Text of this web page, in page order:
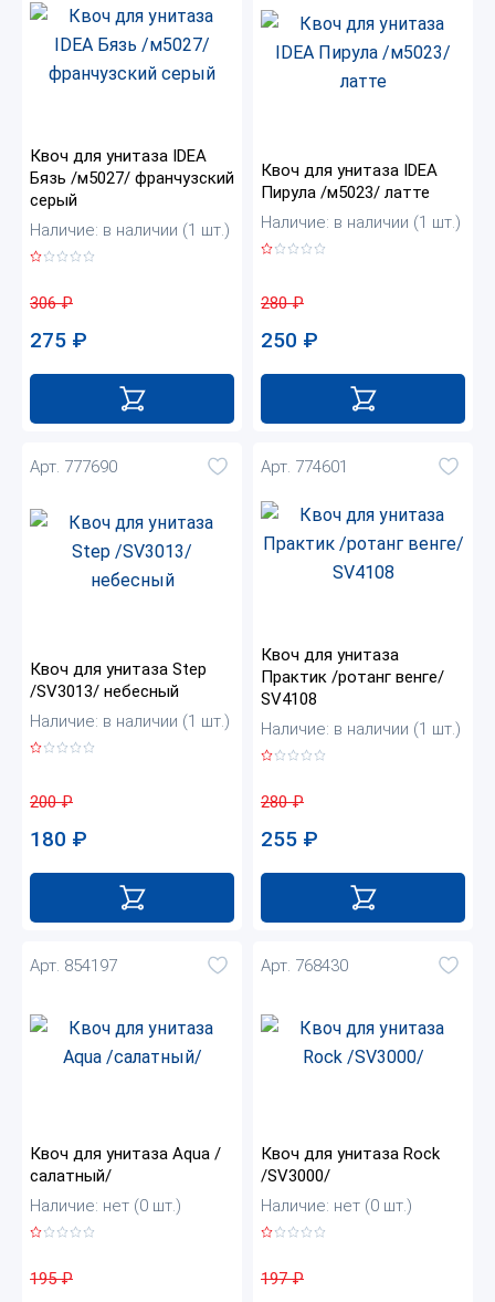
Квоч для унитаза IDEA
Бязь /м5027/ франчузский
серый
Наличие: в наличии (1 шт.)
306₽
275 ₽
Квоч для унитаза IDEA
Пирула /м5023/ латте
Наличие: в наличии (1 шт.)
280₽
250 ₽
Арт. 777690
Квоч для унитаза Step
/SV3013/ небесный
Наличие: в наличии (1 шт.)
200₽
180 ₽
Арт. 774601
Квоч для унитаза
Практик /ротанг венге/
SV4108
Наличие: в наличии (1 шт.)
280₽
255 ₽
Арт. 854197
Квоч для унитаза Aqua /
салатный/
Наличие: нет (0 шт.)
195₽
Арт. 768430
Квоч для унитаза Rock
/SV3000/
Наличие: нет (0 шт.)
197₽